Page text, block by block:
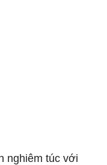
nghiêm túc với